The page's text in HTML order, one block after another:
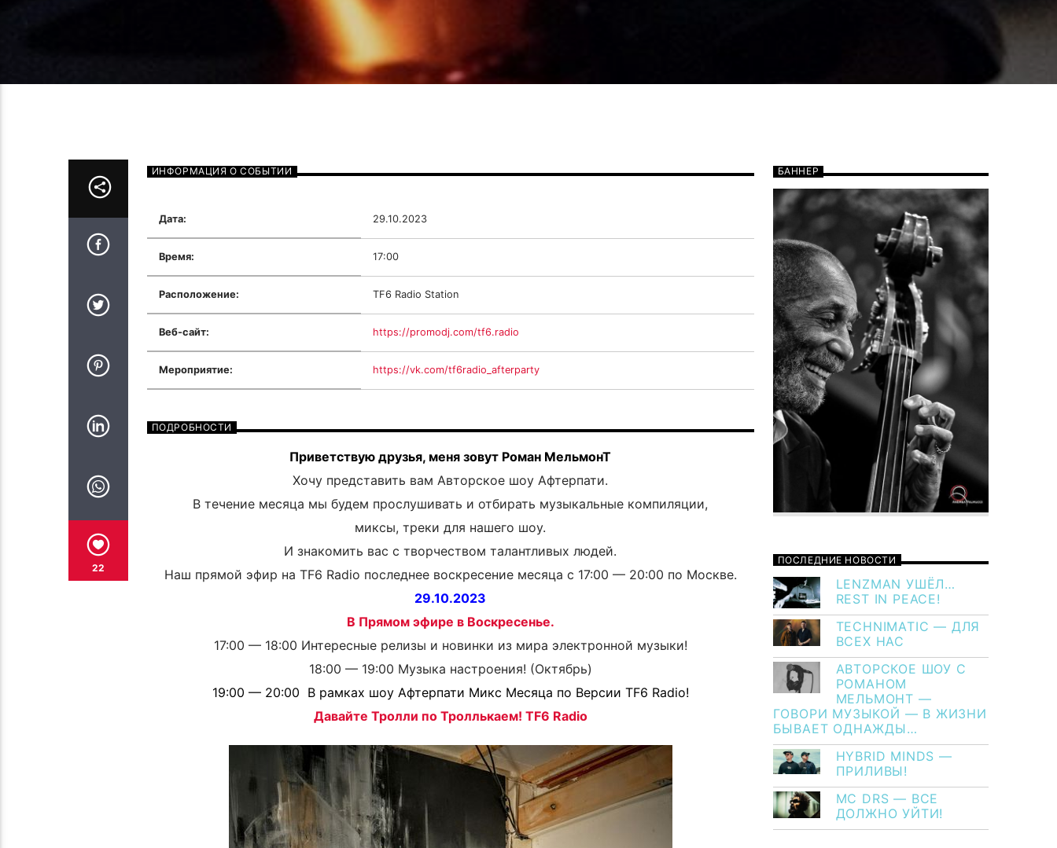
22
ИНФОРМАЦИЯ О СОБЫТИИ
Дата: 29.10.2023
Время: 17:00
Расположение: TF6 Radio Station
Веб-сайт: https://promodj.com/tf6.radio
Мероприятие: https://vk.com/tf6radio_afterparty
ПОДРОБНОСТИ
Приветствую друзья, меня зовут Роман МельмонТ
Хочу представить вам Авторское шоу Афтерпати.
В течение месяца мы будем прослушивать и отбирать музыкальные компиляции,
миксы, треки для нашего шоу.
И знакомить вас с творчеством талантливых людей.
Наш прямой эфир на TF6 Radio последнее воскресение месяца с 17:00 — 20:00 по Москве.
29.10.2023
В Прямом эфире в Воскресенье.
17:00 — 18:00 Интересные релизы и новинки из мира электронной музыки!
18:00 — 19:00 Музыка настроения! (Октябрь)
19:00 — 20:00 В рамках шоу Афтерпати Микс Месяца по Версии TF6 Radio!
Давайте Тролли по Троллькаем! TF6 Radio
БАННЕР
ПОСЛЕДНИЕ НОВОСТИ
LENZMAN УШЁЛ…
REST IN PEACE!
TECHNIMATIC — ДЛЯ
ВСЕХ НАС
АВТОРСКОЕ ШОУ С
РОМАНОМ
МЕЛЬМОНТ —
ГОВОРИ МУЗЫКОЙ — В ЖИЗНИ
БЫВАЕТ ОДНАЖДЫ…
HYBRID MINDS —
ПРИЛИВЫ!
MC DRS — ВСЕ
ДОЛЖНО УЙТИ!